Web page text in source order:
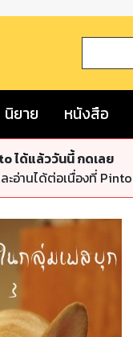
นิยาย หนังสือ
ได้แล้ววันนี้ กดเลย
อ่านได้ต่อเนื่องที่ Pinto